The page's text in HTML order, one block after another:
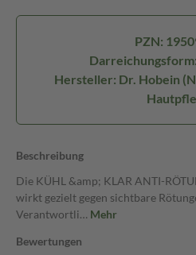
PZN:
Hersteller: Dr. Hobein
Beschreibung
Die KÜHL &amp; KLAR ANTI-
wirkt gezielt gegen sichtbare
Verantwortli… Mehr
Bewertungen